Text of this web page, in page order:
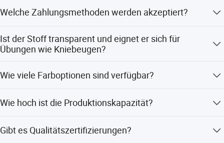
dringende Aufträge können wir eine beschleunigte
Welche Zahlungsmethoden werden akzeptiert?
PayPal und Online-Zahlungen über Escrow.
Ist der Stoff transparent und eignet er sich für
Übungen wie Kniebeugen?
Übungen wie Kniebeugen, da er eine vollständige
Wie viele Farboptionen sind verfügbar?
Auswahl.
Wie hoch ist die Produktionskapazität?
Stück pro Monat.
Gibt es Qualitätszertifizierungen?